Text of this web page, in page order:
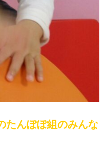
たんぽぽ組のみんな